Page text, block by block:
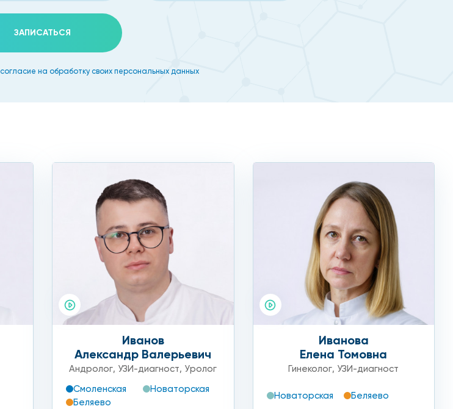
ЗАПИСАТЬСЯ
согласие на обработку своих персональных данных
Иванов
Александр Валерьевич
Андролог, УЗИ-диагност, Уролог
Смоленская
Новаторская
Беляево
Иванова
Елена Томовна
Гинеколог, УЗИ-диагност
Новаторская Беляево